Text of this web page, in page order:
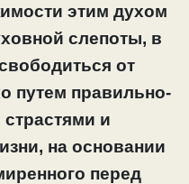
этим духом
слепоты, в
от
путем правильно-
и
на основании
перед